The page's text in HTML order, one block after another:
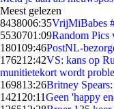
Meest gelezen
8438006:35VrijMiBabes
5530701:09Random Pics
180109:46PostNL-
176212:42VS: kans op
munitietekort wordt
169813:26Britney
1421 20:11Geen 'happy